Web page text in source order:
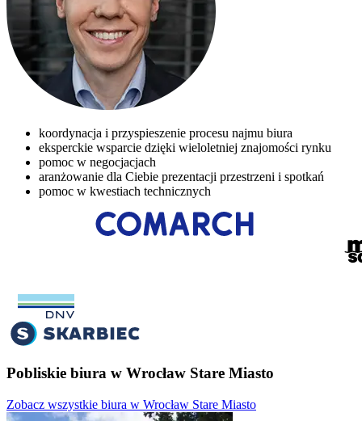
koordynacja i przyspieszenie procesu najmu biura
eksperckie wsparcie dzięki wieloletniej znajomości rynku
pomoc w negocjacjach
aranżowanie dla Ciebie prezentacji przestrzeni i spotkań
pomoc w kwestiach technicznych
Pobliskie biura w Wrocław Stare Miasto
Zobacz wszystkie biura w Wrocław Stare Miasto